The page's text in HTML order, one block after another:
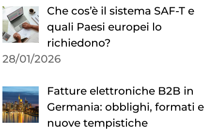
Che cos’è il sistema SAF-T e
quali Paesi europei lo
richiedono?
28/01/2026
Fatture elettroniche B2B in
Germania: obblighi, formati e
nuove tempistiche